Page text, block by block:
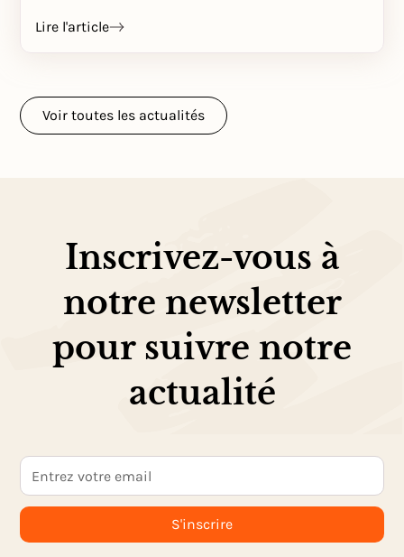
Lire l'article
Voir toutes les actualités
Inscrivez-vous à
notre newsletter
pour suivre notre
actualité